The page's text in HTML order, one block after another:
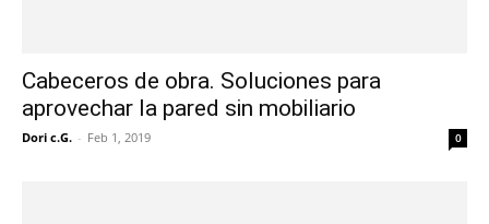
Cabeceros de obra. Soluciones para
aprovechar la pared sin mobiliario
Dori c.G. - Feb 1, 2019 0